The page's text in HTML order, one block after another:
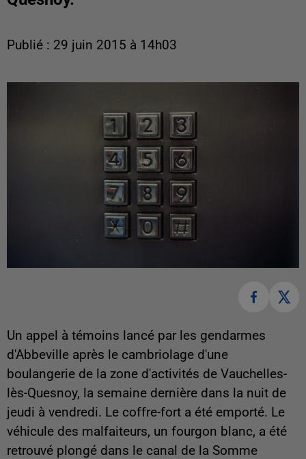
Publié : 29 juin 2015 à 14h03
Un appel à témoins lancé par les gendarmes
d'Abbeville après le cambriolage d'une
boulangerie de la zone d'activités de Vauchelles-
lès-Quesnoy, la semaine dernière dans la nuit de
jeudi à vendredi. Le coffre-fort a été emporté. Le
véhicule des malfaiteurs, un fourgon blanc, a été
retrouvé plongé dans le canal de la Somme